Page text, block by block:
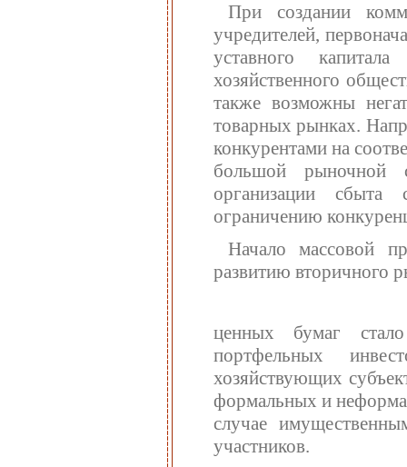
При создании
учредителей,
уставного
хозяйственного
также возможны
товарных рынках.
конкурентами на
большой рыночной
организации
ограничению
Начало массовой
развитию вторичного
ценных бумаг стало
портфельных
хозяйствующих
формальных и
случае
участников.